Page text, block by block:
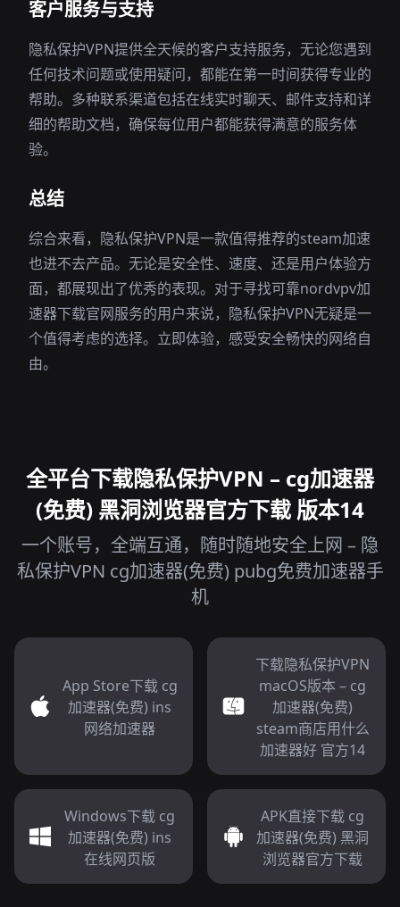
客户服务与支持
隐私保护VPN提供全天候的客户支持服务，无论您遇到
任何技术问题或使用疑问，都能在第一时间获得专业的
帮助。多种联系渠道包括在线实时聊天、邮件支持和详
细的帮助文档，确保每位用户都能获得满意的服务体
验。
总结
综合来看，隐私保护VPN是一款值得推荐的steam加速
也进不去产品。无论是安全性、速度、还是用户体验方
面，都展现出了优秀的表现。对于寻找可靠nordvpv加
速器下载官网服务的用户来说，隐私保护VPN无疑是一
个值得考虑的选择。立即体验，感受安全畅快的网络自
由。
全平台下载隐私保护VPN – cg加速器
(免费) 黑洞浏览器官方下载 版本14
一个账号，全端互通，随时随地安全上网 – 隐
私保护VPN cg加速器(免费) pubg免费加速器手
机
App Store下载 cg
加速器(免费) ins
网络加速器
下载隐私保护VPN
macOS版本 – cg
加速器(免费)
steam商店用什么
加速器好 官方14
Windows下载 cg
加速器(免费) ins
在线网页版
APK直接下载 cg
加速器(免费) 黑洞
浏览器官方下载